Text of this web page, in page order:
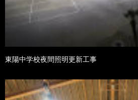
東陽中学校夜間照明更新工事